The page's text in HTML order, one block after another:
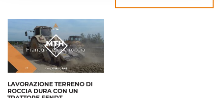
LAVORAZIONE TERRENO DI
ROCCIA DURA CON UN